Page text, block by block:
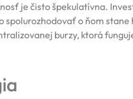
je čisto špekulatívna.
spolurozhodovať o ňom
burzy, ktorá